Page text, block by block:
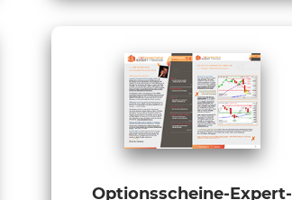
Optionsscheine-Expert-